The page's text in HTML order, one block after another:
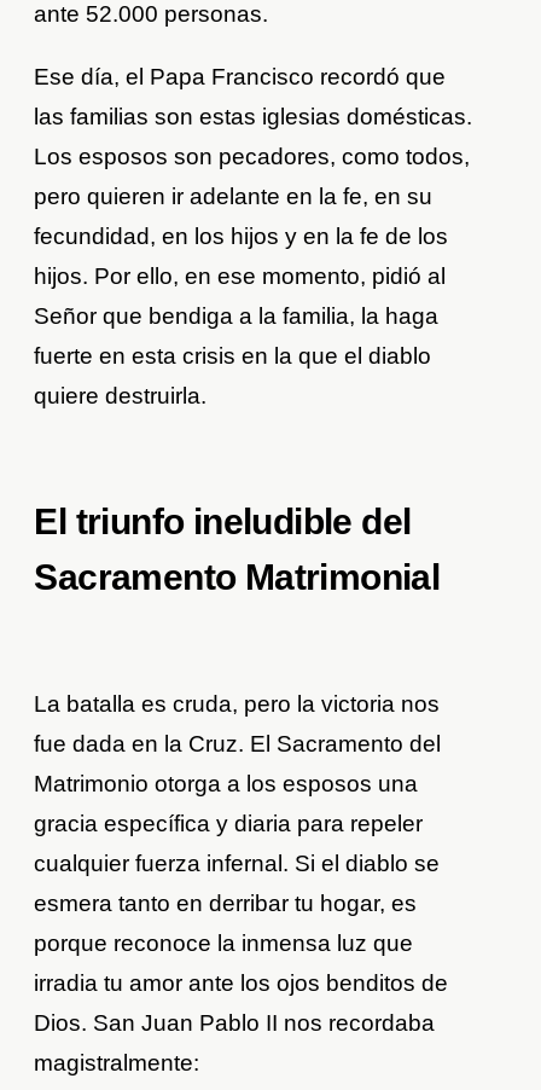
ante 52.000 personas.
Ese día, el Papa Francisco recordó que
las familias son estas iglesias domésticas.
Los esposos son pecadores, como todos,
pero quieren ir adelante en la fe, en su
fecundidad, en los hijos y en la fe de los
hijos. Por ello, en ese momento, pidió al
Señor que bendiga a la familia, la haga
fuerte en esta crisis en la que el diablo
quiere destruirla.
El triunfo ineludible del
Sacramento Matrimonial
La batalla es cruda, pero la victoria nos
fue dada en la Cruz. El Sacramento del
Matrimonio otorga a los esposos una
gracia específica y diaria para repeler
cualquier fuerza infernal. Si el diablo se
esmera tanto en derribar tu hogar, es
porque reconoce la inmensa luz que
irradia tu amor ante los ojos benditos de
Dios. San Juan Pablo II nos recordaba
magistralmente: